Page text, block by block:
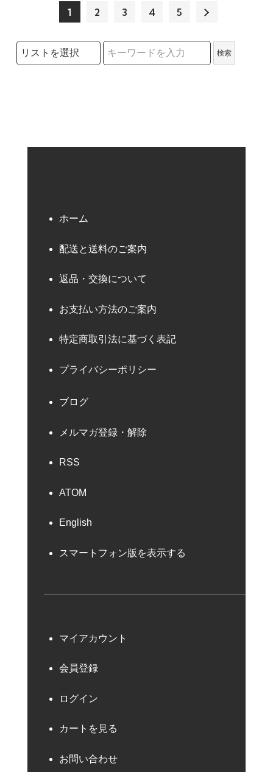
1 2 3 4 5
検索リストの選択
検索
ホーム
配送と送料のご案内
返品・交換について
お支払い方法のご案内
特定商取引法に基づく表記
プライバシーポリシー
ブログ
メルマガ登録・解除
RSS
ATOM
English
スマートフォン版を表示する
マイアカウント
会員登録
ログイン
カートを見る
お問い合わせ